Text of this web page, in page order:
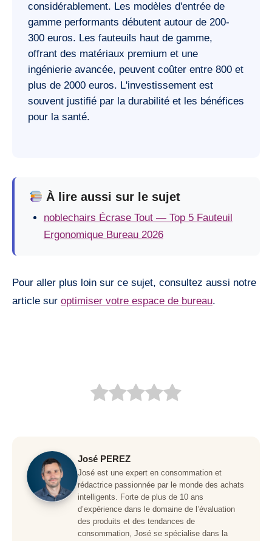
considérablement. Les modèles d'entrée de
gamme performants débutent autour de 200-
300 euros. Les fauteuils haut de gamme,
offrant des matériaux premium et une
ingénierie avancée, peuvent coûter entre 800 et
plus de 2000 euros. L'investissement est
souvent justifié par la durabilité et les bénéfices
pour la santé.
À lire aussi sur le sujet
noblechairs Écrase Tout — Top 5 Fauteuil
Ergonomique Bureau 2026
Pour aller plus loin sur ce sujet, consultez aussi notre
article sur optimiser votre espace de bureau.
José PEREZ
José est une expert en consommation et
rédactrice passionnée par le monde des achats
intelligents. Forte de plus de 10 ans
d’expérience dans le domaine de l’évaluation
des produits et des tendances de
consommation, José se spécialise dans la